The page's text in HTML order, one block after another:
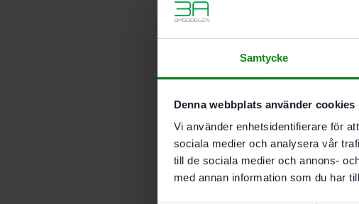
Samtycke
Denna webbplats använder cookies
Vi använder enhetsidentifierare för
sociala medier och analysera vår
till de sociala medier och annons-
med annan information som du har